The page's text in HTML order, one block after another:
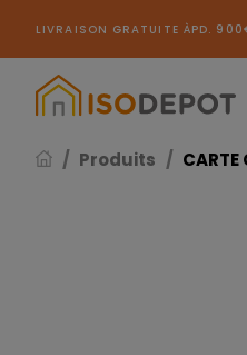
LIVRAISON GRATUITE ÀPD.
Produits CARTE